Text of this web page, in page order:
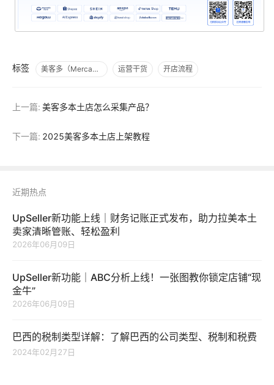
标签 美客多（Mercado Libre） 运营干货 开店流程
上一篇: 美客多本土店怎么采集产品？
下一篇: 2025美客多本土店上架教程
近期热点
UpSeller新功能上线｜财务记账正式发布，助力拉美本土
卖家清晰管账、轻松盈利
2026年06月09日
UpSeller新功能｜ABC分析上线！一张图教你锁定店铺“现
金牛”
2026年06月09日
巴西的税制类型详解：了解巴西的公司类型、税制和税费
2024年02月27日